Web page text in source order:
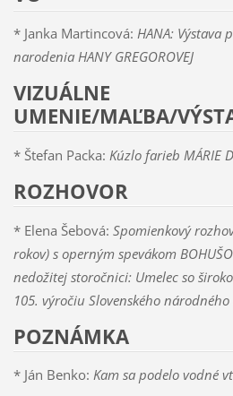
* Janka Martincová: HANA: Výstava
narodenia HANY GREGOROVEJ
VIZUÁLNE
UMENIE/MAĽBA/
* Štefan Packa: Kúzlo farieb MÁRIE
ROZHOVOR
* Elena Šebová: Spomienkový
rokov) s operným spevákom
nedožitej storočnici: Umelec so
105. výročiu Slovenského
POZNÁMKA
* Ján Benko: Kam sa podelo vodné